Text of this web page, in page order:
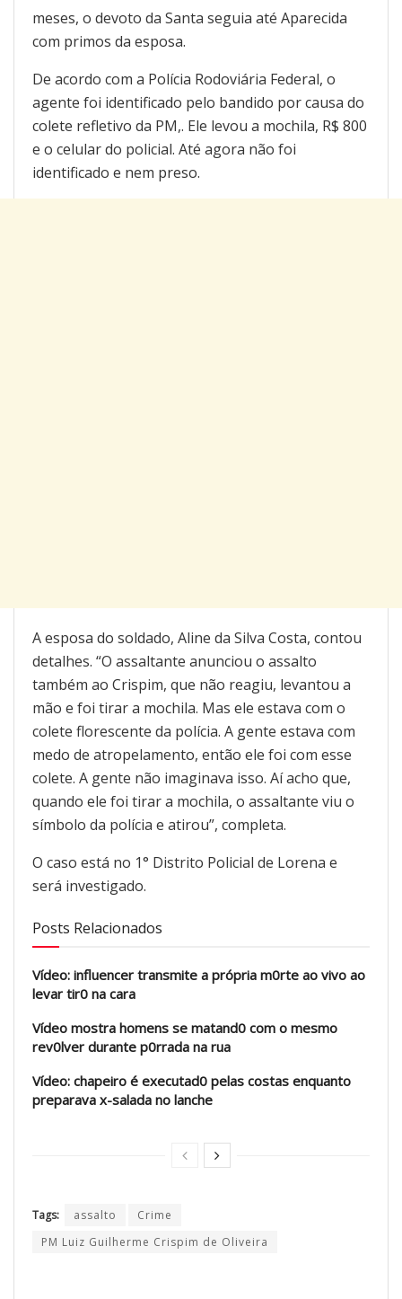
meses, o devoto da Santa seguia até Aparecida
com primos da esposa.
De acordo com a Polícia Rodoviária Federal, o
agente foi identificado pelo bandido por causa do
colete refletivo da PM,. Ele levou a mochila, R$ 800
e o celular do policial. Até agora não foi
identificado e nem preso.
A esposa do soldado, Aline da Silva Costa, contou
detalhes. “O assaltante anunciou o assalto
também ao Crispim, que não reagiu, levantou a
mão e foi tirar a mochila. Mas ele estava com o
colete florescente da polícia. A gente estava com
medo de atropelamento, então ele foi com esse
colete. A gente não imaginava isso. Aí acho que,
quando ele foi tirar a mochila, o assaltante viu o
símbolo da polícia e atirou”, completa.
O caso está no 1° Distrito Policial de Lorena e
será investigado.
Posts Relacionados
Vídeo: influencer transmite a própria m0rte ao vivo ao
levar tir0 na cara
Vídeo mostra homens se matand0 com o mesmo
rev0lver durante p0rrada na rua
Vídeo: chapeiro é executad0 pelas costas enquanto
preparava x-salada no lanche
Tags: assalto
Crime
PM Luiz Guilherme Crispim de Oliveira